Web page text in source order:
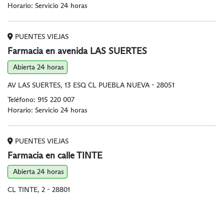
Horario: Servicio 24 horas
PUENTES VIEJAS
Farmacia en avenida LAS SUERTES
Abierta 24 horas
AV LAS SUERTES, 13 ESQ CL PUEBLA NUEVA - 28051
Teléfono: 915 220 007
Horario: Servicio 24 horas
PUENTES VIEJAS
Farmacia en calle TINTE
Abierta 24 horas
CL TINTE, 2 - 28801